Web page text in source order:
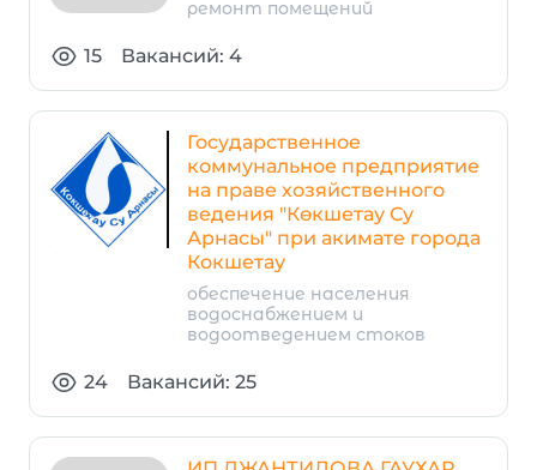
ремонт помещений
15 Вакансий: 4
Государственное
коммунальное предприятие
на праве хозяйственного
ведения "Көкшетау Су
Арнасы" при акимате города
Кокшетау
обеспечение населения
водоснабжением и
водоотведением стоков
24 Вакансий: 25